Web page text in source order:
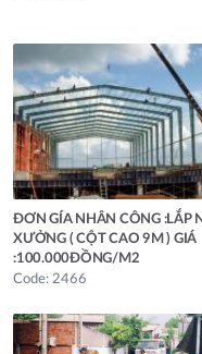
ĐƠN GÍA NHÂN CÔNG :LẮP
XƯỞNG ( CỘT CAO 9M ) GIÁ
:100.000ĐỒNG/M2
Code: 2466